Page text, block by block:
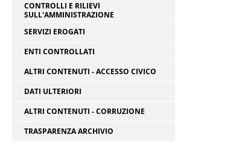
CONTROLLI E RILIEVI
SULL'AMMINISTRAZIONE
SERVIZI EROGATI
ENTI CONTROLLATI
ALTRI CONTENUTI - ACCESSO CIVICO
DATI ULTERIORI
ALTRI CONTENUTI - CORRUZIONE
TRASPARENZA ARCHIVIO